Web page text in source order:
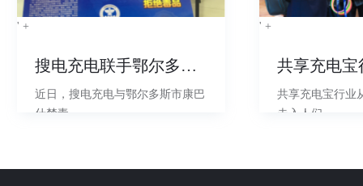
' +
搜电充电联手鄂尔多斯康
近日，搜电充电与鄂尔多斯市康巴
什禁毒
' +
共享充电宝行业
走入人们